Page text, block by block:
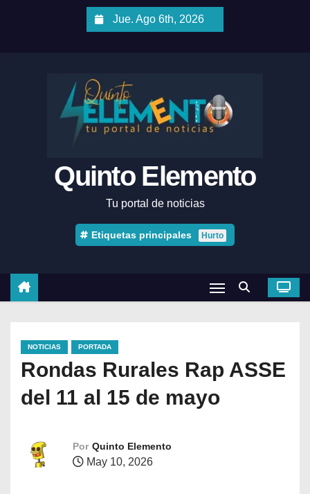
Jue. Ago 6th, 2026
Quinto Elemento
Tu portal de noticias
Etiquetas principales Hurto
NOTICIAS PORTADA
Rondas Rurales Rap ASSE
del 11 al 15 de mayo
Por Quinto Elemento
May 10, 2026